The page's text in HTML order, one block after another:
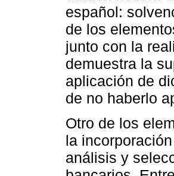
español:
de los
junto con la
demuestra la
aplicación de
de no haberlo
Otro de los
la
análisis y